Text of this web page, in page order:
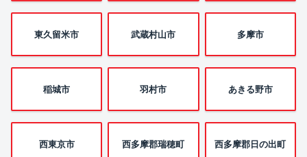
東久留米市 武蔵村山市 多摩市
稲城市 羽村市 あきる野市
西東京市 西多摩郡瑞穂町 西多摩郡日の出町